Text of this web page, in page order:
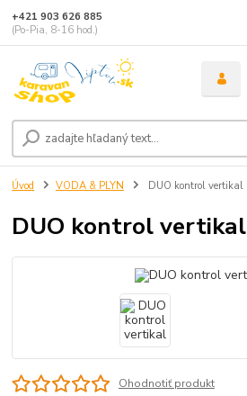
+421 903 626 885
(Po-Pia, 8-16 hod.)
Úvod VODA & PLYN DUO kontrol vertikal
DUO kontrol vertikal
Ohodnotiť produkt